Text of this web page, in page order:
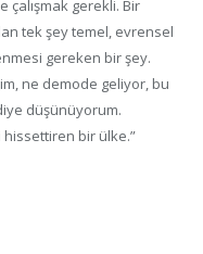
çalışmak gerekli. Bir
tek şey temel, evrensel
gereken bir şey.
ne demode geliyor, bu
düşünüyorum.
bir ülke.”